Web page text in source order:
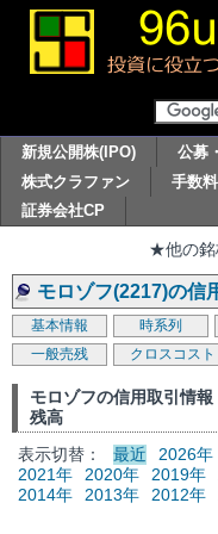
新規公開株(IPO) 公募
株式クラファン
手数
証券会社CP
★他の銘
モロゾフ(2217)の信
基本情報 時系列
一般売残
クロスコスト
モロゾフの信用取引情
残高
表示切替：
最近 2026年
2021年
2020年 2019年
2014年
2013年 2012年